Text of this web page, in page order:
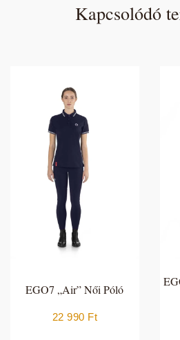
Kapcsolódó
EGO7 „Air” Női Póló
22 990 Ft